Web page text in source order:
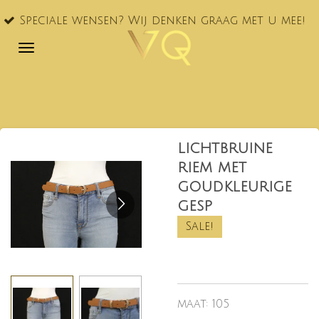
Ga
naar
wensen? Wij denken graag met u mee!
lichtbruine
riem met
goudkleurige
gesp
Sale!
maat: 105